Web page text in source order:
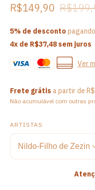
R$149,90
5% de desconto
4x de R$37,48sem juros
Ver
Frete grátis a partir de
Não acumulável com outras
ARTISTAS